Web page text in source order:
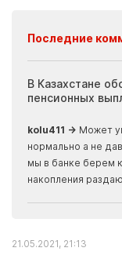
Последние
В Казахстане
пенсионных
kolu411 → Может
нормально а не
мы в банке берем
накопления
21.05.2021, 21:13